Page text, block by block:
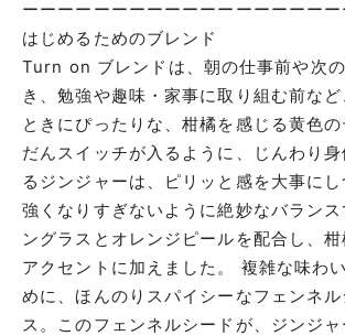
ーーーーーーーーーーーーーーーーー
はじめるためのブレンド
Turn on ブレンドは、朝の仕事前や次
き、勉強や趣味・家事に取り組む前な
ときにぴったりな、柑橘を感じる黄色
だんスイッチが入るように、じんわり
るジンジャーは、ピリッと感を大事に
強くなりすぎないように絶妙なバラン
ングラスとオレンジピールを配合し、
アクセントに加えました。 複雑な味わ
めに、ほんのりスパイシーなフェンネ
ス。このフェンネルシードが、ジンジ